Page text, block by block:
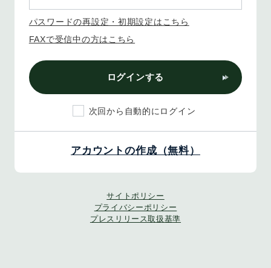
パスワードの再設定・初期設定はこちら
FAXで受信中の方はこちら
ログインする
次回から自動的にログイン
アカウントの作成（無料）
サイトポリシー
プライバシーポリシー
プレスリリース取扱基準